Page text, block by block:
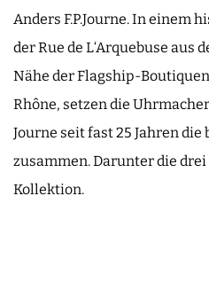
Anders F.P.Journe. In einem
der Rue de L‘Arquebuse aus
Nähe der Flagship-
Rhône, setzen die
Journe seit fast 25 Jahren
zusammen. Darunter die
Kollektion.